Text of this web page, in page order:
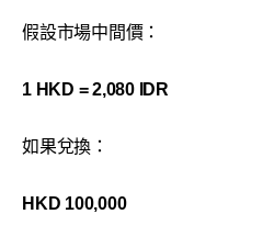
假設市場中間價：
1 HKD = 2,080 IDR
如果兌換：
HKD 100,000